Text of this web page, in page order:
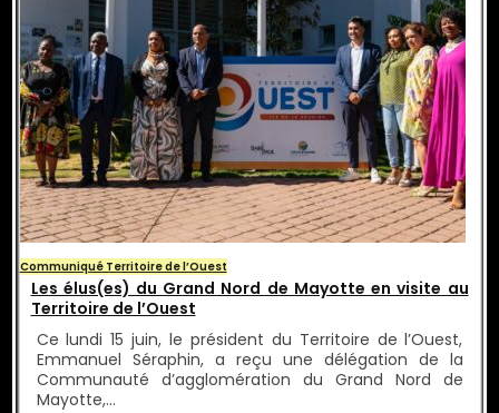
Communiqué Territoire de l’Ouest
Les élus(es) du Grand Nord de Mayotte en visite au
Territoire de l’Ouest
Ce lundi 15 juin, le président du Territoire de l’Ouest,
Emmanuel Séraphin, a reçu une délégation de la
Communauté d’agglomération du Grand Nord de
Mayotte,…